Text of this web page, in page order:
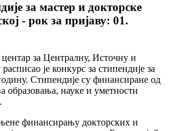
за мастер и докторске
- рок за пријаву: 01.
за Централну, Источну и
је конкурс за стипендије за
Стипендије су финансиране од
образовања, науке и уметности
финансирању докторских и